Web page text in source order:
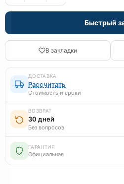
Быстрый
В закладки
ДОСТАВКА
Рассчитать
Стоимость и сроки
ВОЗВРАТ
30 дней
Без вопросов
ГАРАНТИЯ
Официальная